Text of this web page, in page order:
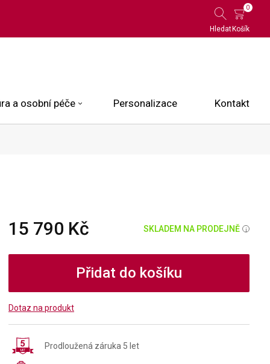
Hledat
0
Košík
a osobní péče Personalizace Kontakt
15 790 Kč SKLADEM NA PRODEJNĚ i
Přidat do košíku
Dotaz na produkt
Prodloužená záruka 5 let